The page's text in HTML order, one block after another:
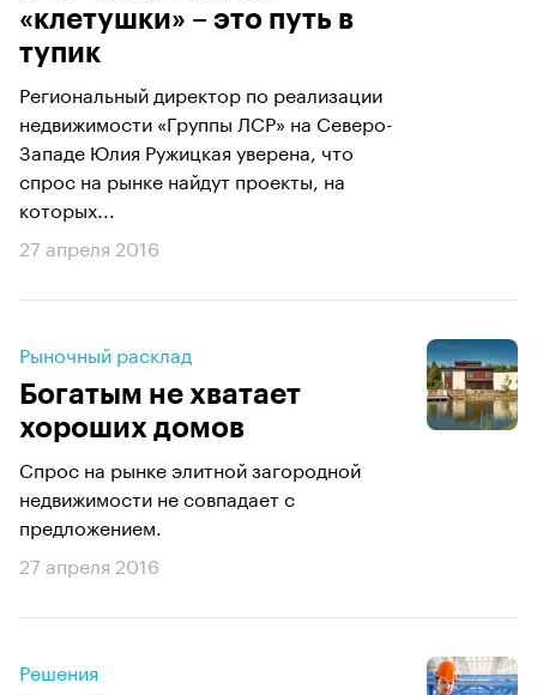
«клетушки» – это путь в
тупик
Региональный директор по реализации
недвижимости «Группы ЛСР» на Северо-
Западе Юлия Ружицкая уверена, что
спрос на рынке найдут проекты, на
которых...
27 апреля 2016
Рыночный расклад
Богатым не хватает
хороших домов
Спрос на рынке элитной загородной
недвижимости не совпадает с
предложением.
27 апреля 2016
Решения